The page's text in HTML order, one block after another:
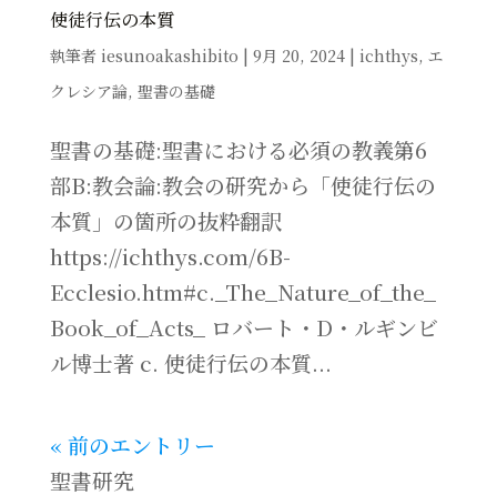
使徒行伝の本質
執筆者 iesunoakashibito | 9月 20, 2024| ichthys, エ
クレシア論, 聖書の基礎
聖書の基礎:聖書における必須の教義第6
部B:教会論:教会の研究から「使徒行伝の
本質」の箇所の抜粋翻訳
https://ichthys.com/6B-
Ecclesio.htm#c._The_Nature_of_the_
Book_of_Acts_ ロバート・D・ルギンビ
ル博士著 c. 使徒行伝の本質...
« 前のエントリー
聖書研究